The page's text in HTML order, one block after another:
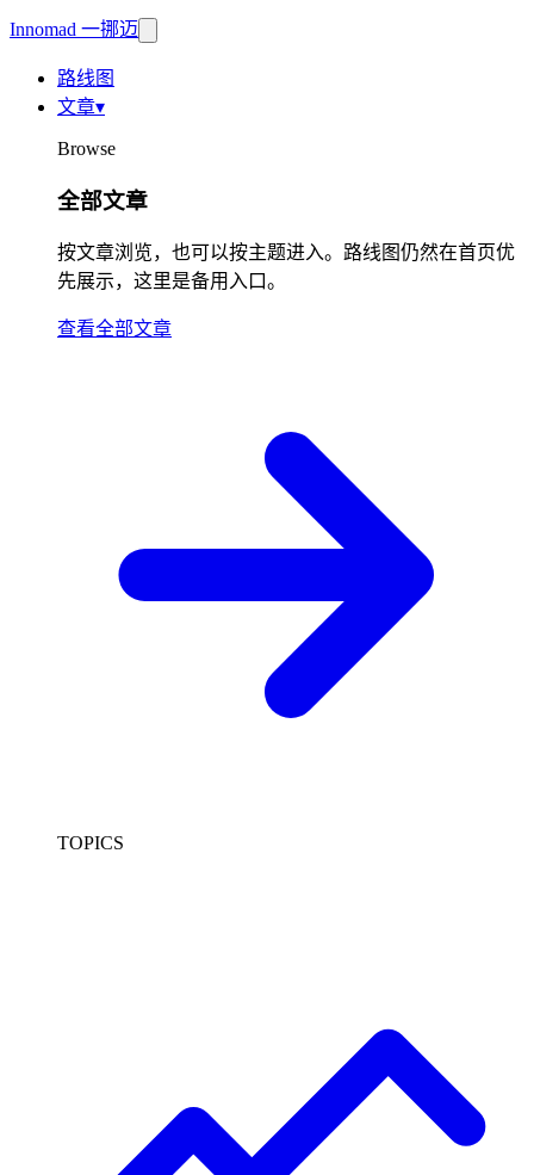
Innomad 一挪迈
路线图
文章▾
Browse
全部文章
按文章浏览，也可以按主题进入。路线图仍然在首页优
先展示，这里是备用入口。
查看全部文章
TOPICS